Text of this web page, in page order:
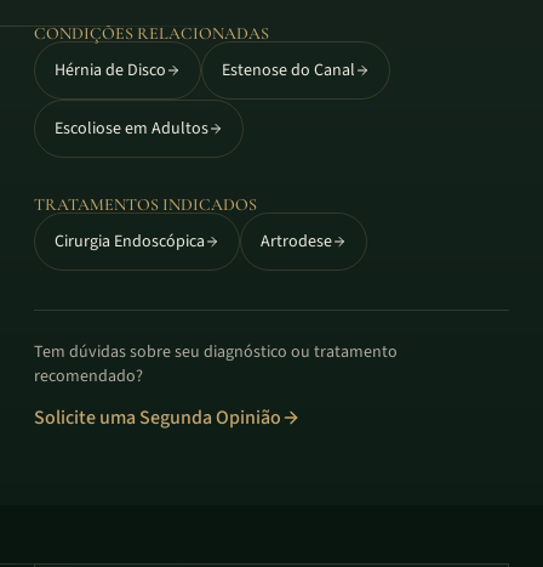
CONDIÇÕES RELACIONADAS
Hérnia de Disco Estenose do Canal
Escoliose em Adultos
TRATAMENTOS INDICADOS
Cirurgia Endoscópica Artrodese
Tem dúvidas sobre seu diagnóstico ou tratamento
recomendado?
Solicite uma Segunda Opinião